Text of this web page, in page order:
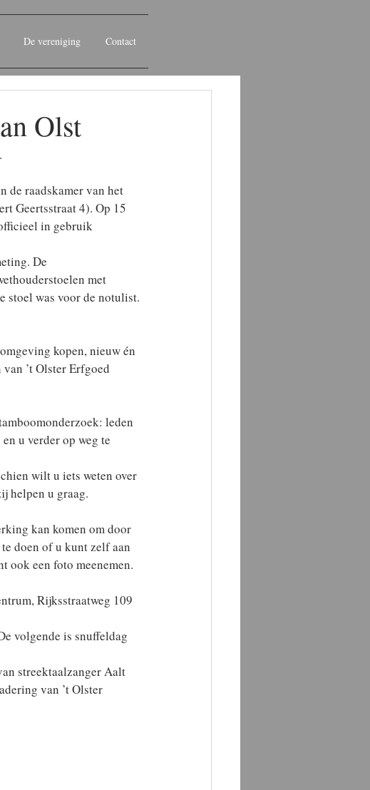
De vereniging Contact
Olst
de raadskamer van het
Geertsstraat 4). Op 15
in gebruik
De
met
stoel was voor de notulist.
kopen, nieuw én
’t Olster Erfgoed
leden
u verder op weg te
wilt u iets weten over
helpen u graag.
kan komen om door
doen of u kunt zelf aan
ook een foto meenemen.
Rijksstraatweg 109
volgende is snuffeldag
streektaalzanger Aalt
van ’t Olster